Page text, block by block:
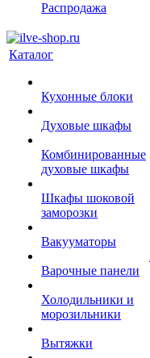
Распродажа
Каталог
Кухонные блоки
Духовые шкафы
Комбинированные
духовые шкафы
Шкафы шоковой
заморозки
Вакууматоры
Варочные панели
Холодильники и
морозильники
Вытяжки